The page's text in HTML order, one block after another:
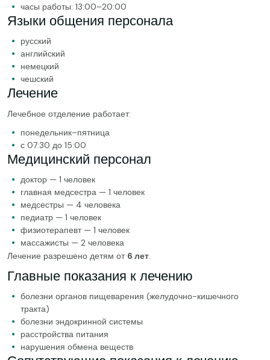
часы работы: 13:00–20:00
Языки общения персонала
русский
английский
немецкий
чешский
Лечение
Лечебное отделение работает:
понедельник–пятница
с 07:30 до 15:00
Медицинский персонал
доктор — 1 человек
главная медсестра — 1 человек
медсестры — 4 человека
педиатр — 1 человек
физиотерапевт — 1 человек
массажисты — 2 человека
Лечение разрешено детям от 6 лет
Главные показания к лечению
болезни органов пищеварения (желудочно-кишечного
тракта)
болезни эндокринной системы
расстройства питания
нарушения обмена веществ